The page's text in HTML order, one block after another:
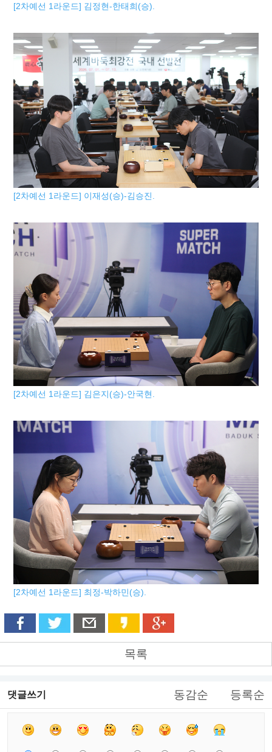
[2차예선 1라운드] 김정현-한태희(승).
[2차예선 1라운드] 이재성(승)-김승진.
[2차예선 1라운드] 김은지(승)-안국현.
[2차예선 1라운드] 최정-박하민(승).
목록
댓글쓰기 동감순 등록순